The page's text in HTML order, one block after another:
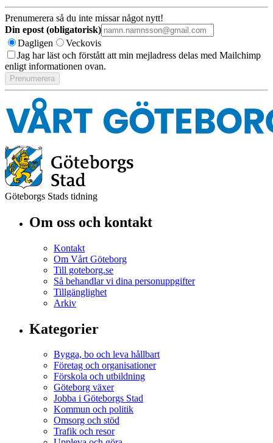
Prenumerera så du inte missar något nytt!
Din epost (obligatorisk)
Dagligen
Veckovis
Jag har läst och förstått att min mejladress delas med Mailchimp
enligt informationen ovan.
Göteborgs Stads tidning
Om oss och kontakt
Kontakt
Om Vårt Göteborg
Till goteborg.se
Så behandlar vi dina personuppgifter
Tillgänglighet
Arkiv
Kategorier
Bygga, bo och leva hållbart
Företag och organisationer
Förskola och utbildning
Göteborg växer
Jobba i Göteborgs Stad
Kommun och politik
Omsorg och stöd
Trafik och resor